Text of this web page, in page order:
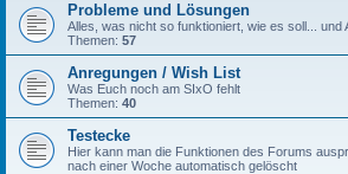
Probleme und Lösungen
Alles, was nicht so funktioniert, wie es soll... und
Themen: 57
Anregungen / Wish List
Was Euch noch am SIxO fehlt
Themen: 40
Testecke
Hier kann man die Funktionen des Forums
nach einer Woche automatisch gelöscht